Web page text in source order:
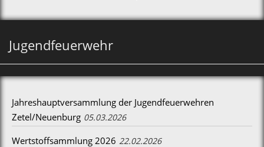
Jugendfeuerwehr
Jahreshauptversammlung der Jugendfeuerwehren
Zetel/Neuenburg 05.03.2026
Wertstoffsammlung 2026 22.02.2026